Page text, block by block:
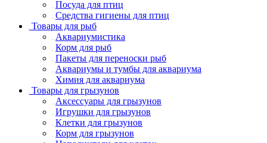
Посуда для птиц
Средства гигиены для птиц
Товары для рыб
Аквариумистика
Корм для рыб
Пакеты для переноски рыб
Аквариумы и тумбы для аквариума
Химия для аквариума
Товары для грызунов
Аксессуары для грызунов
Игрушки для грызунов
Клетки для грызунов
Корм для грызунов